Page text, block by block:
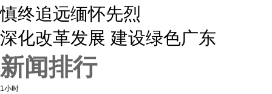
慎终追远缅怀先烈
深化改革发展 建设绿色广东
新闻排行
1小时